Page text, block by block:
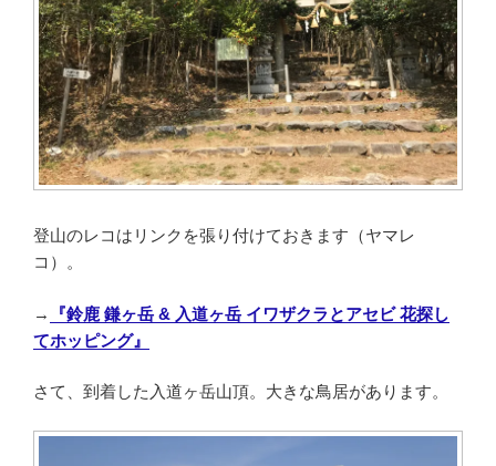
登山のレコはリンクを張り付けておきます（ヤマレ
コ）。
→
『鈴鹿 鎌ヶ岳 & 入道ヶ岳 イワザクラとアセビ 花探し
てホッピング』
さて、到着した入道ヶ岳山頂。大きな鳥居があります。